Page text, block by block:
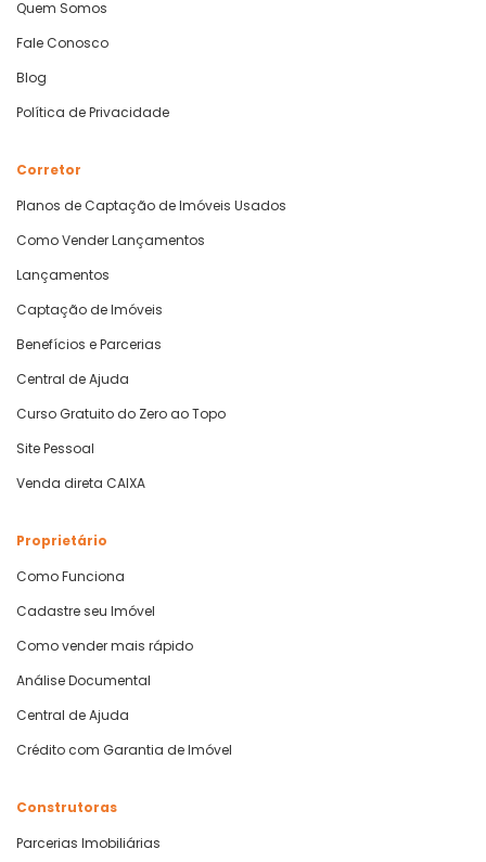
Quem Somos
Fale Conosco
Blog
Política de Privacidade
Corretor
Planos de Captação de Imóveis Usados
Como Vender Lançamentos
Lançamentos
Captação de Imóveis
Benefícios e Parcerias
Central de Ajuda
Curso Gratuito do Zero ao Topo
Site Pessoal
Venda direta CAIXA
Proprietário
Como Funciona
Cadastre seu Imóvel
Como vender mais rápido
Análise Documental
Central de Ajuda
Crédito com Garantia de Imóvel
Construtoras
Parcerias Imobiliárias